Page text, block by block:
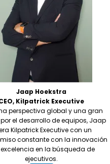
Jaap Hoekstra
Kilpatrick Executive
perspectiva global y una gran
el desarrollo de equipos, Jaap
Kilpatrick Executive con un
constante con la innovación
en la búsqueda de
ejecutivos.